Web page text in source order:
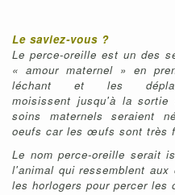
Le saviez-vous ?
Le perce-oreille est un des
« amour maternel » en
léchant et les
moisissent jusqu'à la
soins maternels seraient
oeufs car les œufs sont très
Le nom perce-oreille serait
l'animal qui ressemblent
les horlogers pour percer les